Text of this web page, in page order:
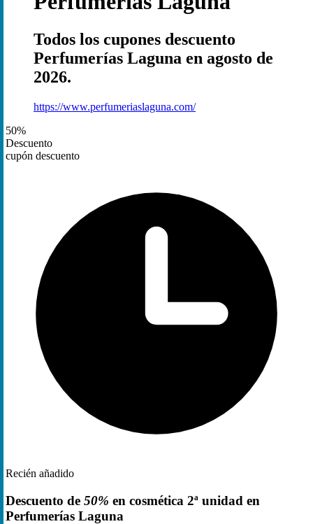
Todos los cupones descuento
Perfumerías Laguna en agosto de
2026.
https://www.perfumeriaslaguna.com/
50%
Descuento
cupón descuento
Recién añadido
Descuento de 50% en cosmética 2ª unidad en
Perfumerías Laguna